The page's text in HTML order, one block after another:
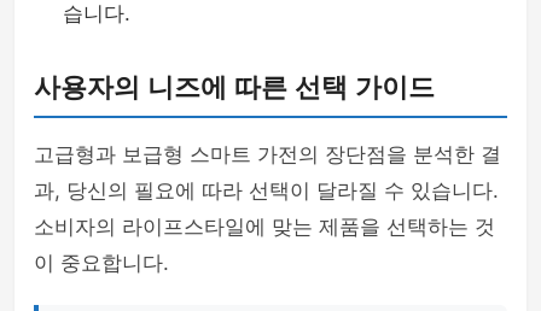
습니다.
사용자의 니즈에 따른 선택 가이드
고급형과 보급형 스마트 가전의 장단점을 분석한 결
과, 당신의 필요에 따라 선택이 달라질 수 있습니다.
소비자의 라이프스타일에 맞는 제품을 선택하는 것
이 중요합니다.